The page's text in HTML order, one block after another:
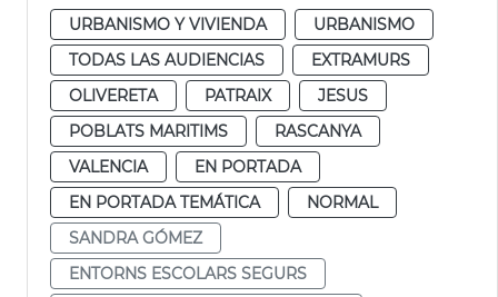
URBANISMO Y VIVIENDA
URBANISMO
TODAS LAS AUDIENCIAS
EXTRAMURS
OLIVERETA
PATRAIX
JESUS
POBLATS MARITIMS
RASCANYA
VALENCIA
EN PORTADA
EN PORTADA TEMÁTICA
NORMAL
SANDRA GÓMEZ
ENTORNS ESCOLARS SEGURS